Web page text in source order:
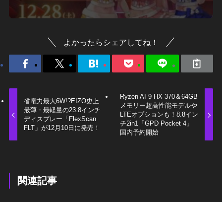
よかったらシェアしてね！
省電力最大6W!?EIZO史上
最薄・最軽量の23.8インチ
ディスプレー「FlexScan
FLT」が12月10日に発売！
Ryzen AI 9 HX 370＆64GB
メモリー超高性能モデルや
LTEオプションも！8.8イン
チ2in1「GPD Pocket 4」
国内予約開始
関連記事